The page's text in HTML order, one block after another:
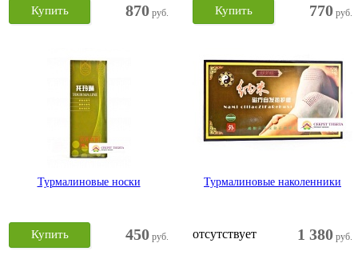
870 руб.
Купить 770 руб.
Купить
Турмалиновые носки
450 руб.
Купить
Турмалиновые наколенники
1 380 руб.
отсутствует